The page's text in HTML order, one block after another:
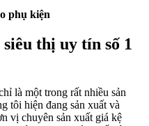
phụ kiện
thị uy tín số 1
là một trong rất nhiều sản
tôi hiện đang sản xuất và
vị chuyên sản xuất giá kệ